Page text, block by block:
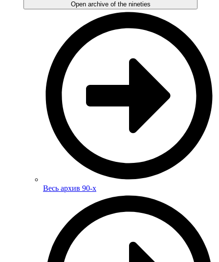
Open archive of the nineties
Весь архив 90-х